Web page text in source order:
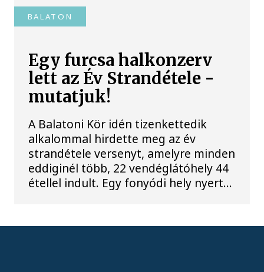
BALATON
Egy furcsa halkonzerv
lett az Év Strandétele -
mutatjuk!
A Balatoni Kör idén tizenkettedik
alkalommal hirdette meg az év
strandétele versenyt, amelyre minden
eddiginél több, 22 vendéglátóhely 44
étellel indult. Egy fonyódi hely nyert...